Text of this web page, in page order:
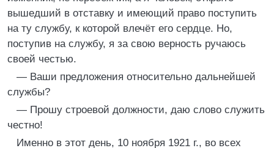
вышедший в отставку и имеющий право поступить
на ту службу, к которой влечёт его сердце. Но,
поступив на службу, я за свою верность ручаюсь
своей честью.
— Ваши предложения относительно дальнейшей
службы?
— Прошу строевой должности, даю слово служить
честно!
Именно в этот день, 10 ноября 1921 г., во всех